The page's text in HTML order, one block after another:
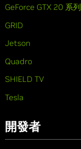
GeForce GTX 20 系列
GRID
Jetson
Quadro
SHIELD TV
Tesla
開發者